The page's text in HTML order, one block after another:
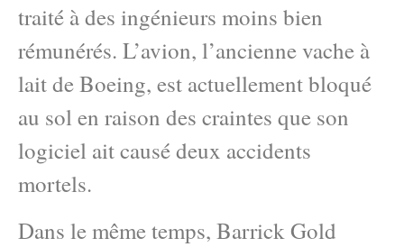
traité à des ingénieurs moins bien
rémunérés. L’avion, l’ancienne vache à
lait de Boeing, est actuellement bloqué
au sol en raison des craintes que son
logiciel ait causé deux accidents
mortels.
Dans le même temps, Barrick Gold